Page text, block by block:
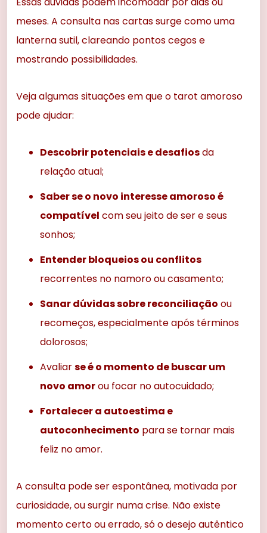
meses. A consulta nas cartas surge como uma
lanterna sutil, clareando pontos cegos e
mostrando possibilidades.
Veja algumas situações em que o tarot amoroso
pode ajudar:
Descobrir potenciais e desafiosda
relação atual;
Saber se o novo interesse amoroso é
compatível com seu jeito de ser e seus
sonhos;
Entender bloqueios ou conflitos
recorrentes no namoro ou casamento;
Sanar dúvidas sobre reconciliação ou
recomeços, especialmente após términos
dolorosos;
Avaliarse é o momento de buscar um
novo amorou focar no autocuidado;
Fortalecer a autoestima e
autoconhecimento para se tornar mais
feliz no amor.
A consulta pode ser espontânea, motivada por
curiosidade, ou surgir numa crise. Não existe
momento certo ou errado, só o desejo autêntico